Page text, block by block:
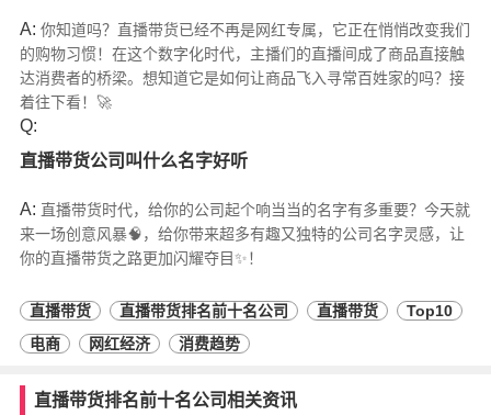
A: 你知道吗？直播带货已经不再是网红专属，它正在悄悄改变我们
的购物习惯！在这个数字化时代，主播们的直播间成了商品直接触
达消费者的桥梁。想知道它是如何让商品飞入寻常百姓家的吗？接
着往下看！🚀
Q:
直播带货公司叫什么名字好听
A: 直播带货时代，给你的公司起个响当当的名字有多重要？今天就
来一场创意风暴🧠，给你带来超多有趣又独特的公司名字灵感，让
你的直播带货之路更加闪耀夺目✨！
直播带货 直播带货排名前十名公司 直播带货
Top10
电商
网红经济 消费趋势
直播带货排名前十名公司相关资讯